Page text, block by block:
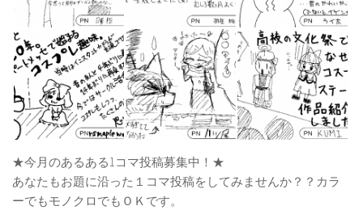
★今月のあるある1コマ投稿募集中！★
あなたもお題に沿った１コマ投稿をしてみませんか？？カラ
ーでもモノクロでもＯＫです。